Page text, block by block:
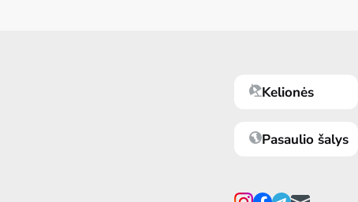
Kelionės
Pasaulio šalys